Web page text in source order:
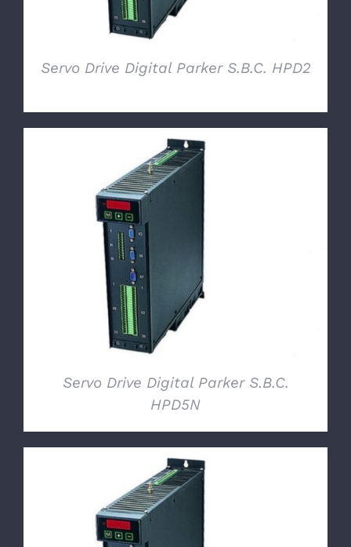
Servo Drive Digital Parker S.B.C. HPD2
DETTAGLI
Servo Drive Digital Parker S.B.C.
HPD5N